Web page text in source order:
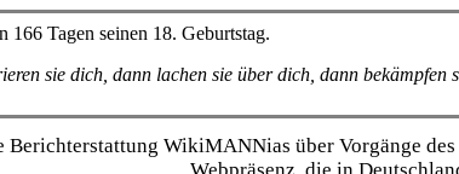
166 Tagen seinen 18. Geburtstag.
sie dich, dann lachen sie über dich, dann bekämpfen
Bericht­erstattung WikiMANNias über Vorgänge